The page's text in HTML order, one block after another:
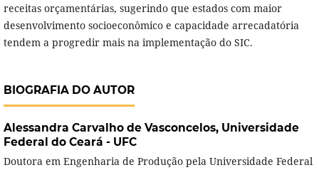
receitas orçamentárias, sugerindo que estados com maior
desenvolvimento socioeconômico e capacidade arrecadatória
tendem a progredir mais na implementação do SIC.
BIOGRAFIA DO AUTOR
Alessandra Carvalho de Vasconcelos, Universidade
Federal do Ceará - UFC
Doutora em Engenharia de Produção pela Universidade Federal